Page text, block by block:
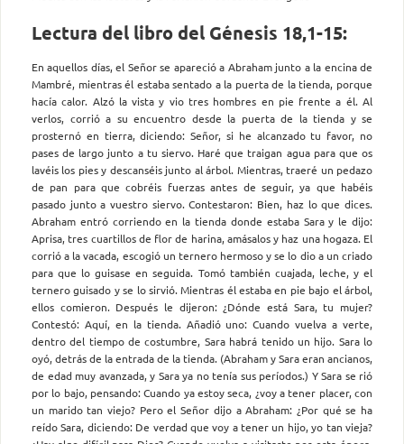
Lectura del libro del Génesis 18,1-15:
En aquellos días, el Señor se apareció a Abraham junto a la encina de
Mambré, mientras él estaba sentado a la puerta de la tienda, porque
hacía calor. Alzó la vista y vio tres hombres en pie frente a él. Al
verlos, corrió a su encuentro desde la puerta de la tienda y se
prosternó en tierra, diciendo: Señor, si he alcanzado tu favor, no
pases de largo junto a tu siervo. Haré que traigan agua para que os
lavéis los pies y descanséis junto al árbol. Mientras, traeré un pedazo
de pan para que cobréis fuerzas antes de seguir, ya que habéis
pasado junto a vuestro siervo. Contestaron: Bien, haz lo que dices.
Abraham entró corriendo en la tienda donde estaba Sara y le dijo:
Aprisa, tres cuartillos de flor de harina, amásalos y haz una hogaza. El
corrió a la vacada, escogió un ternero hermoso y se lo dio a un criado
para que lo guisase en seguida. Tomó también cuajada, leche, y el
ternero guisado y se lo sirvió. Mientras él estaba en pie bajo el árbol,
ellos comieron. Después le dijeron: ¿Dónde está Sara, tu mujer?
Contestó: Aquí, en la tienda. Añadió uno: Cuando vuelva a verte,
dentro del tiempo de costumbre, Sara habrá tenido un hijo. Sara lo
oyó, detrás de la entrada de la tienda. (Abraham y Sara eran ancianos,
de edad muy avanzada, y Sara ya no tenía sus períodos.) Y Sara se rió
por lo bajo, pensando: Cuando ya estoy seca, ¿voy a tener placer, con
un marido tan viejo? Pero el Señor dijo a Abraham: ¿Por qué se ha
reído Sara, diciendo: De verdad que voy a tener un hijo, yo tan vieja?